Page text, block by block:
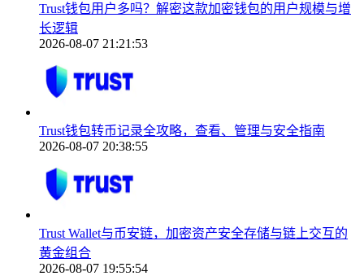
Trust钱包用户多吗？解密这款加密钱包的用户规模与增
长逻辑
2026-08-07 21:21:53
Trust钱包转币记录全攻略，查看、管理与安全指南
2026-08-07 20:38:55
Trust Wallet与币安链，加密资产安全存储与链上交互的
黄金组合
2026-08-07 19:55:54